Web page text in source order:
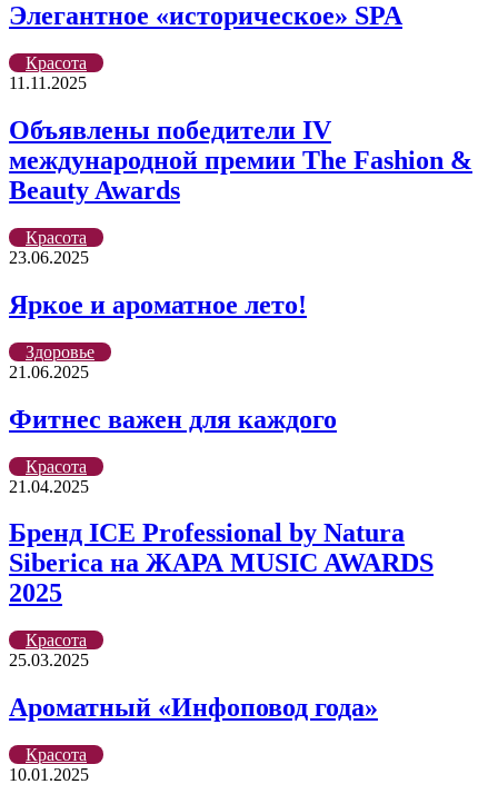
Элегантное «историческое» SPA
Красота
11.11.2025
Объявлены победители IV
международной премии The Fashion &
Beauty Awards
Красота
23.06.2025
Яркое и ароматное лето!
Здоровье
21.06.2025
Фитнес важен для каждого
Красота
21.04.2025
Бренд ICE Professional by Natura
Siberica на ЖАРА MUSIC AWARDS
2025
Красота
25.03.2025
Ароматный «Инфоповод года»
Красота
10.01.2025